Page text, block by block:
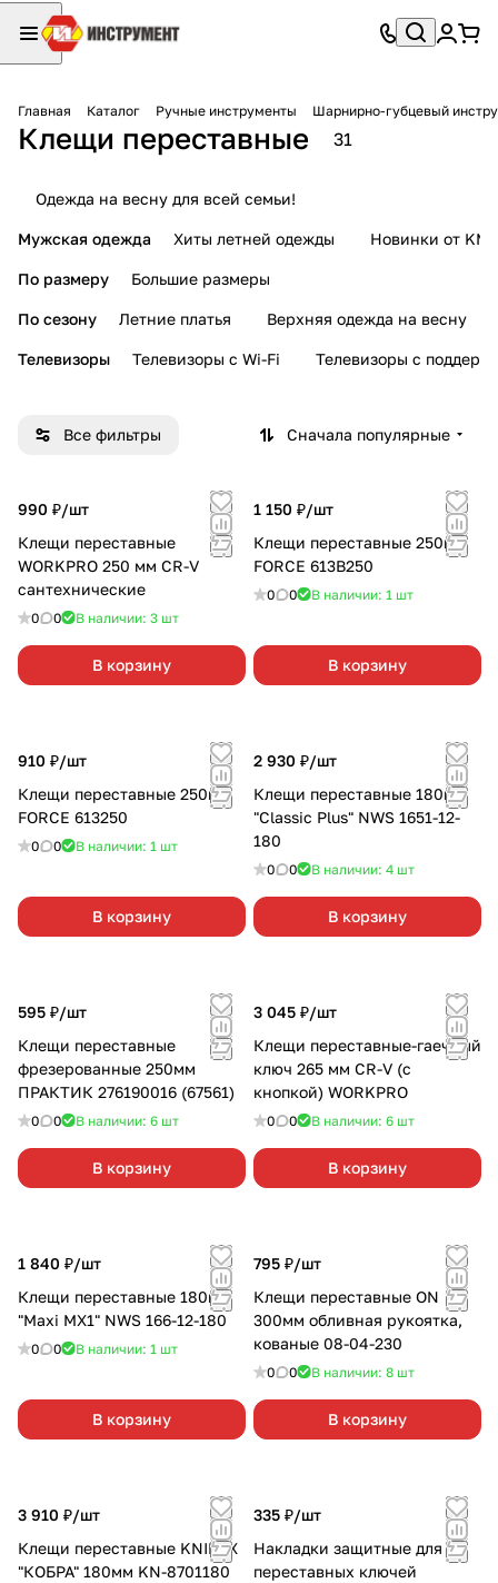
Главная Каталог Ручные инструменты Шарнирно-губцевый
Клещи переставные 31
Одежда на весну для всей семьи!
Мужская одежда Хиты летней одежды Новинки от KMI
По размеру Большие размеры
По сезону Летние платья Верхняя одежда на весну
Телевизоры Телевизоры с Wi-Fi Телевизоры с
Все фильтры Сначала популярные
990 ₽/шт
Клещи переставные
WORKPRO 250 мм CR-V
сантехнические
0 0 В наличии: 3 шт
В корзину
1 150 ₽/шт
Клещи переставные 250мм
FORCE 613B250
0 0 В наличии: 1 шт
В корзину
910 ₽/шт
Клещи переставные 250мм
FORCE 613250
0 0 В наличии: 1 шт
В корзину
2 930 ₽/шт
Клещи переставные 180мм
"Classic Plus" NWS 1651-12-
180
0 0 В наличии: 4 шт
В корзину
595 ₽/шт
Клещи переставные
фрезерованные 250мм
ПРАКТИК 276190016 (67561)
0 0 В наличии: 6 шт
В корзину
3 045 ₽/шт
Клещи переставные-гаечный
ключ 265 мм CR-V (с
кнопкой) WORKPRO
0 0 В наличии: 6 шт
В корзину
1 840 ₽/шт
Клещи переставные 180мм
"Maxi MX1" NWS 166-12-180
0 0 В наличии: 1 шт
В корзину
795 ₽/шт
Клещи переставные ON
300мм обливная рукоятка,
кованые 08-04-230
0 0 В наличии: 8 шт
В корзину
3 910 ₽/шт
Клещи переставные KNIPEX
"КОБРА" 180мм KN-8701180
335 ₽/шт
Накладки защитные для
переставных ключей